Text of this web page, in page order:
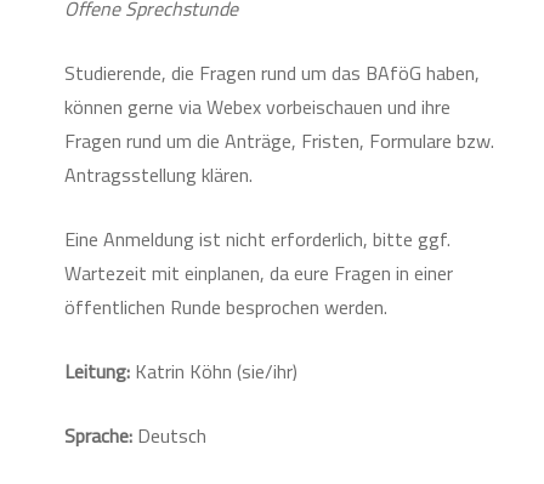
Offene Sprechstunde
Studierende, die Fragen rund um das BAföG haben,
können gerne via Webex vorbeischauen und ihre
Fragen rund um die Anträge, Fristen, Formulare bzw.
Antragsstellung klären.
Eine Anmeldung ist nicht erforderlich, bitte ggf.
Wartezeit mit einplanen, da eure Fragen in einer
öffentlichen Runde besprochen werden.
Leitung: Katrin Köhn (sie/ihr)
Sprache: Deutsch